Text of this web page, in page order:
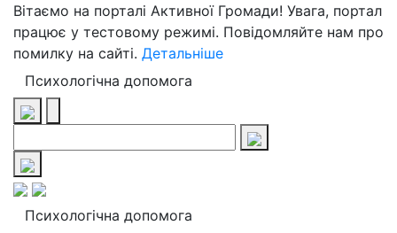
Вітаємо на порталі Активної Громади! Увага, портал
працює у тестовому режимі. Повідомляйте нам про
помилку на сайті. Детальніше
Психологічна допомога
Психологічна допомога